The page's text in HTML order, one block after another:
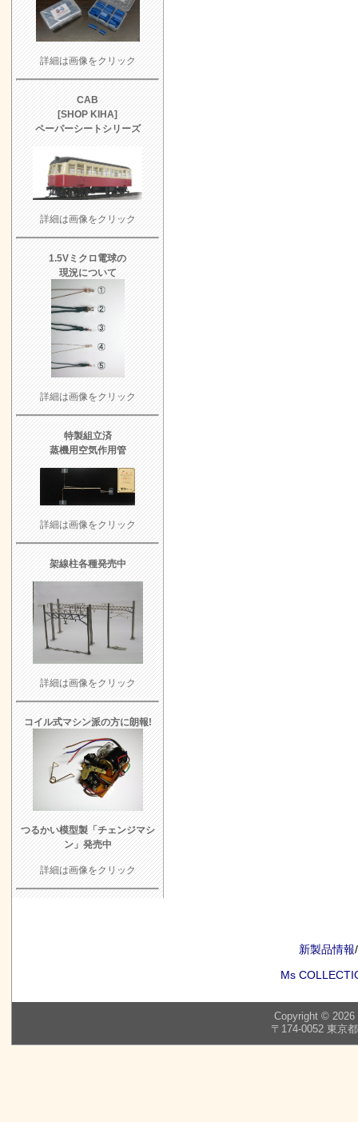
詳細は画像をクリック
CAB
[SHOP KIHA]
ペーパーシートシリーズ
詳細は画像をクリック
1.5Vミクロ電球の
現況について
詳細は画像をクリック
特製組立済
蒸機用空気作用管
詳細は画像をクリック
架線柱各種発売中
詳細は画像をクリック
コイル式マシン派の方に朗報!
つるかい模型製「チェンジマシ
ン」発売中
詳細は画像をクリック
新製品情報/
Ms
Copyright © 2026
〒174-0052 東京